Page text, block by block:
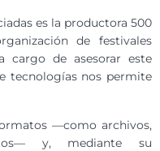
es la productora 500
de festivales
cargo de asesorar este
tecnologías nos permite
—como archivos,
y, mediante su